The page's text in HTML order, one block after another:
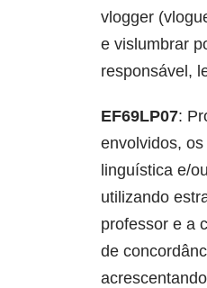
vlogger
e vislumbrar
responsável,
EF69LP07:
envolvidos,
linguística e/
utilizando
professor e a
de